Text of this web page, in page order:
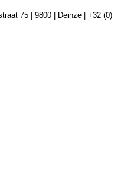
75 | 9800 | Deinze | +32